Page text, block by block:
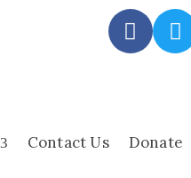
Contact Us Donate